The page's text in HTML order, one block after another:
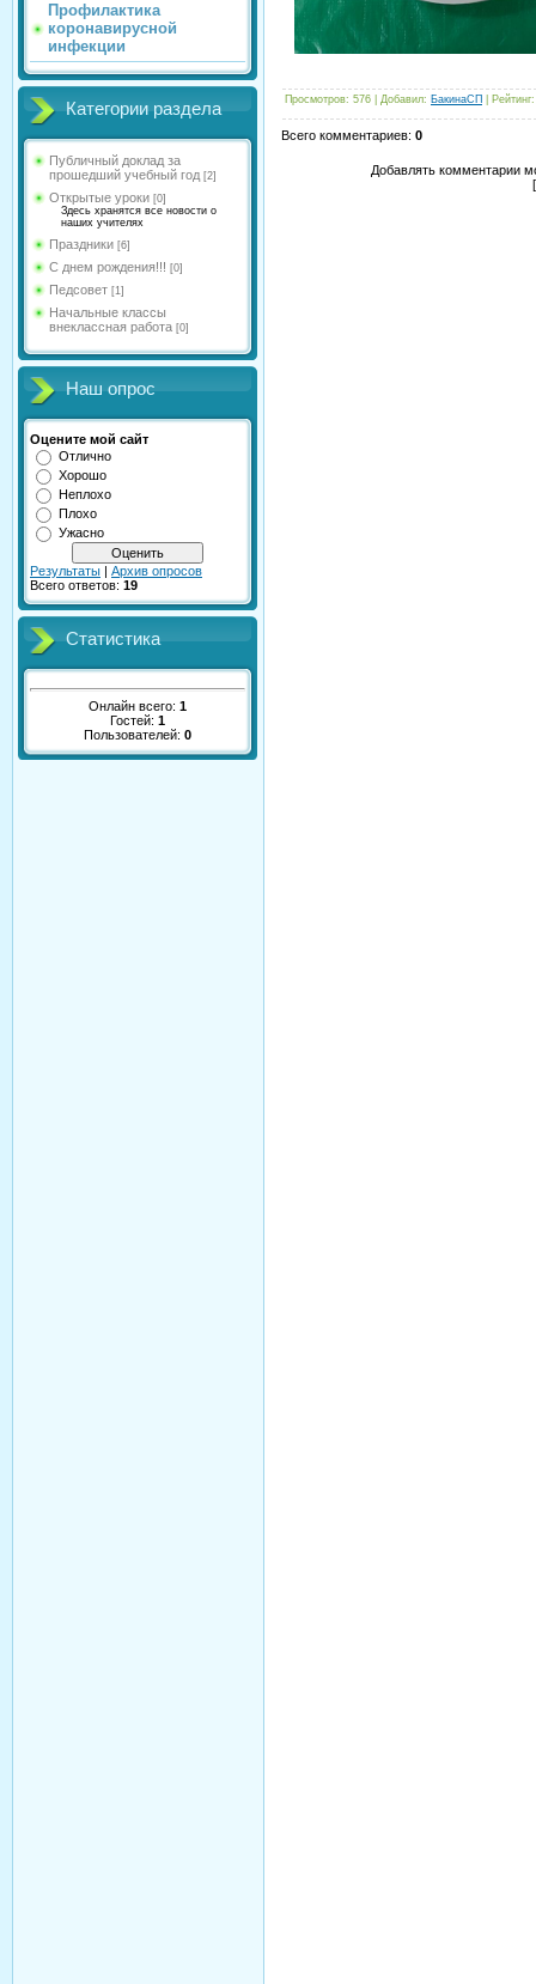
Профилактика
коронавирусной
инфекции
Категории раздела
Публичный доклад за
прошедший учебный год [2]
Открытые уроки [0]
Здесь хранятся все новости о
наших учителях
Праздники [6]
С днем рождения!!! [0]
Педсовет [1]
Начальные классы
внеклассная работа [0]
Наш опрос
Оцените мой сайт
Отлично
Хорошо
Неплохо
Плохо
Ужасно
Результаты | Архив опросов
Всего ответов: 19
Статистика
Онлайн всего: 1
Гостей: 1
Пользователей: 0
Просмотров: 576 Добавил: БакинаСП Рейтинг:
Всего комментариев: 0
Добавлять комментарии